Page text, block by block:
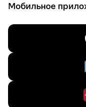
Мобильное